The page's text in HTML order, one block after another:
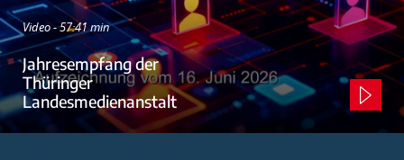
Video - 57:41 min
Jahresempfang der
Thüringer
Landesmedienanstalt